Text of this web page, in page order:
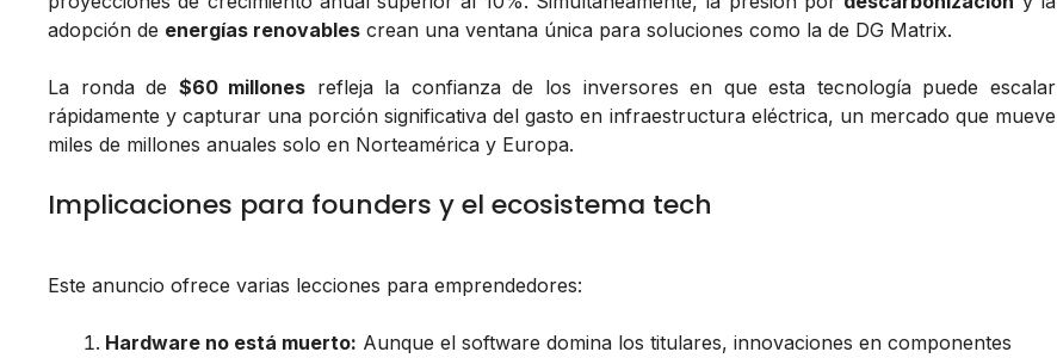
adopción de energías renovables crean una ventana única para soluciones como la de DG Matrix.
La ronda de $60 millones refleja la confianza de los inversores en que esta tecnología puede escalar
rápidamente y capturar una porción significativa del gasto en infraestructura eléctrica, un mercado que mueve
miles de millones anuales solo en Norteamérica y Europa.
Implicaciones para founders y el ecosistema tech
Este anuncio ofrece varias lecciones para emprendedores:
Hardware no está muerto: Aunque el software domina los titulares, innovaciones en componentes